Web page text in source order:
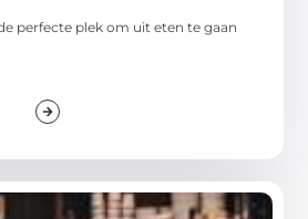
perfecte plek om uit eten te gaan